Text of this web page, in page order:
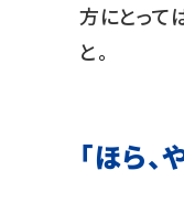
方にとって
と。
「ほら